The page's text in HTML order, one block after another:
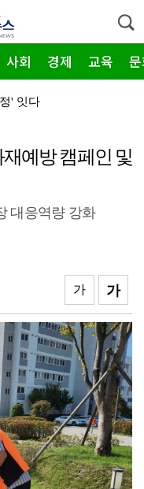
사회 경제 교육
' 잇다
... "피해…
렴·적극행정 …
' 착공…SK하…
전남광주특별시 '폭염 비상', 온열질환 고위험군 특별 …
(재)전라남도청소년미래재단, 아동·청소년 범죄예방 캠페…
, 현장 점검
문학
예방 캠페인 및
대응역량 강화
가
가